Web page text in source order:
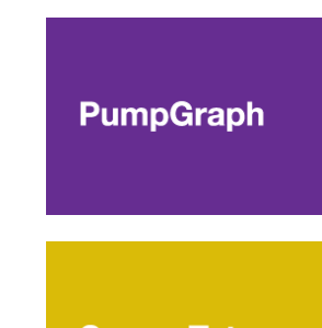
Curve, dimensioni e test di
portata di click.
Consulta il catalogo, e